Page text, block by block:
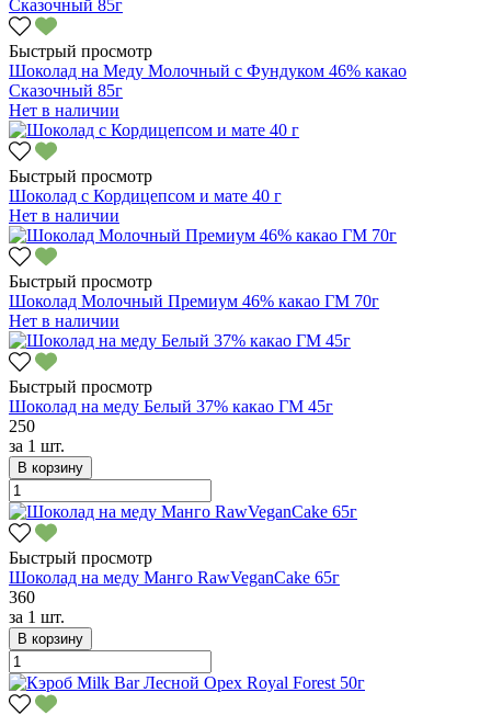
Быстрый просмотр
Шоколад на Меду Молочный с Фундуком 46% какао
Сказочный 85г
Нет в наличии
Быстрый просмотр
Шоколад с Кордицепсом и мате 40 г
Нет в наличии
Быстрый просмотр
Шоколад Молочный Премиум 46% какао ГМ 70г
Нет в наличии
Быстрый просмотр
Шоколад на меду Белый 37% какао ГМ 45г
250
за 1 шт.
В корзину
Быстрый просмотр
Шоколад на меду Манго RawVeganCake 65г
360
за 1 шт.
В корзину